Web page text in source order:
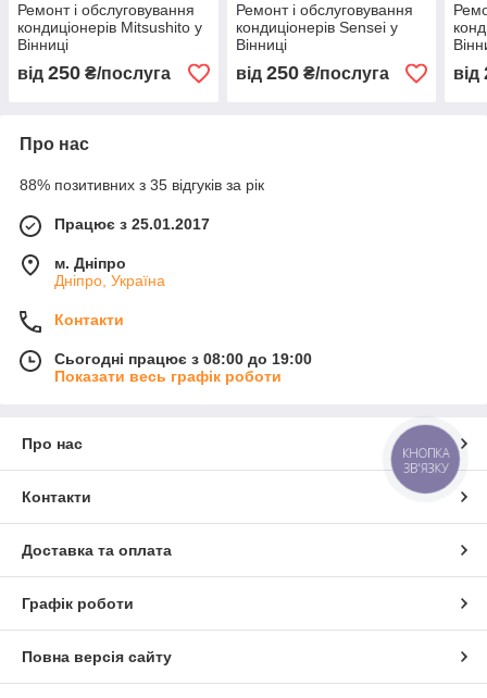
Ремонт і обслуговування
кондиціонерів Mitsushito у
Вінниці
від 250 ₴/послуга
Ремонт і обслуговування
кондиціонерів Sensei у
Вінниці
від 250₴/послуга від
Про нас
88% позитивних з 35 відгуків за рік
Працює з 25.01.2017
м. Дніпро
Дніпро, Україна
Контакти
Сьогодні працює з 08:00 до 19:00
Показати весь графік роботи
Про нас
Контакти
Доставка та оплата
Графік роботи
Повна версія сайту
КНОПКА
ЗВ'ЯЗКУ